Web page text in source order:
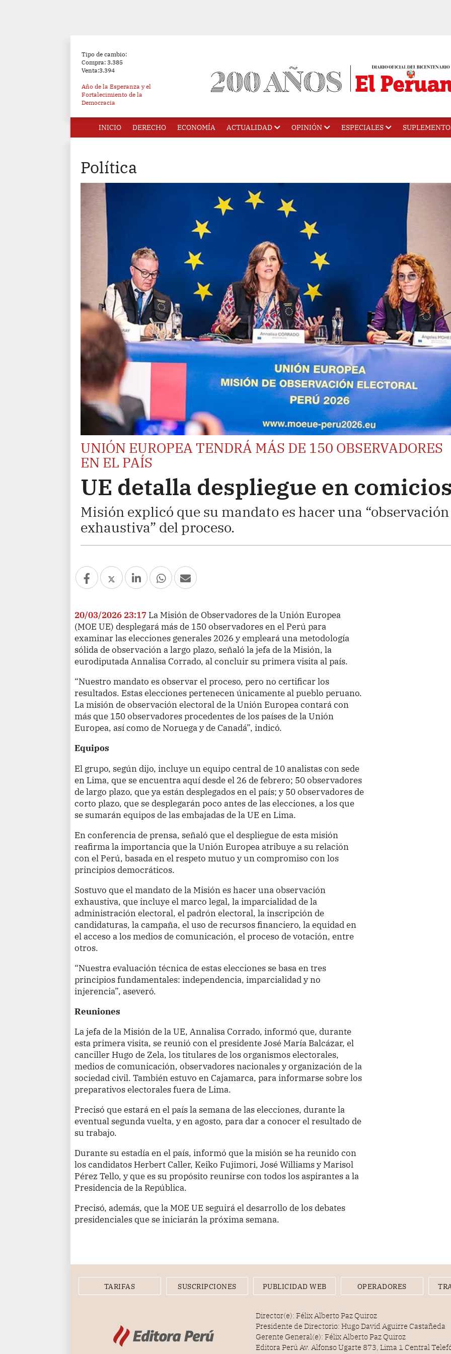
Tipo de cambio:
Compra: 3.385
Venta:3.394
Año de la Esperanza y el
Fortalecimiento de la
Democracia
INICIO DERECHO ECONOMÍA ACTUALIDAD OPINIÓN ESPECIALES
Política
UNIÓN EUROPEA TENDRÁ MÁS DE 150 OBSERVADORES
EN EL PAÍS
UE detalla despliegue en comicios
Misión explicó que su mandato es hacer una “observación
exhaustiva” del proceso.
20/03/2026 23:17 La Misión de Observadores de la Unión Europea
(MOE UE) desplegará más de 150 observadores en el Perú para
examinar las elecciones generales 2026 y empleará una metodología
sólida de observación a largo plazo, señaló la jefa de la Misión, la
eurodiputada Annalisa Corrado, al concluir su primera visita al país.
“Nuestro mandato es observar el proceso, pero no certificar los
resultados. Estas elecciones pertenecen únicamente al pueblo peruano.
La misión de observación electoral de la Unión Europea contará con
más que 150 observadores procedentes de los países de la Unión
Europea, así como de Noruega y de Canadá”, indicó.
Equipos
El grupo, según dijo, incluye un equipo central de 10 analistas con sede
en Lima, que se encuentra aquí desde el 26 de febrero; 50 observadores
de largo plazo, que ya están desplegados en el país; y 50 observadores de
corto plazo, que se desplegarán poco antes de las elecciones, a los que
se sumarán equipos de las embajadas de la UE en Lima.
En conferencia de prensa, señaló que el despliegue de esta misión
reafirma la importancia que la Unión Europea atribuye a su relación
con el Perú, basada en el respeto mutuo y un compromiso con los
principios democráticos.
Sostuvo que el mandato de la Misión es hacer una observación
exhaustiva, que incluye el marco legal, la imparcialidad de la
administración electoral, el padrón electoral, la inscripción de
candidaturas, la campaña, el uso de recursos financiero, la equidad en
el acceso a los medios de comunicación, el proceso de votación, entre
otros.
“Nuestra evaluación técnica de estas elecciones se basa en tres
principios fundamentales: independencia, imparcialidad y no
injerencia”, aseveró.
Reuniones
La jefa de la Misión de la UE, Annalisa Corrado, informó que, durante
esta primera visita, se reunió con el presidente José María Balcázar, el
canciller Hugo de Zela, los titulares de los organismos electorales,
medios de comunicación, observadores nacionales y organización de la
sociedad civil. También estuvo en Cajamarca, para informarse sobre los
preparativos electorales fuera de Lima.
Precisó que estará en el país la semana de las elecciones, durante la
eventual segunda vuelta, y en agosto, para dar a conocer el resultado de
su trabajo.
Durante su estadía en el país, informó que la misión se ha reunido con
los candidatos Herbert Caller, Keiko Fujimori, José Williams y Marisol
Pérez Tello, y que es su propósito reunirse con todos los aspirantes a la
Presidencia de la República.
Precisó, además, que la MOE UE seguirá el desarrollo de los debates
presidenciales que se iniciarán la próxima semana.
TARIFAS SUSCRIPCIONES PUBLICIDAD WEB OPERADORES
Director(e): Félix Alberto Paz Quiroz
Presidente de Directorio: Hugo David Aguirre Castañeda
Gerente General(e): Félix Alberto Paz Quiroz
Editora Perú Av. Alfonso Ugarte 873, Lima 1 Central